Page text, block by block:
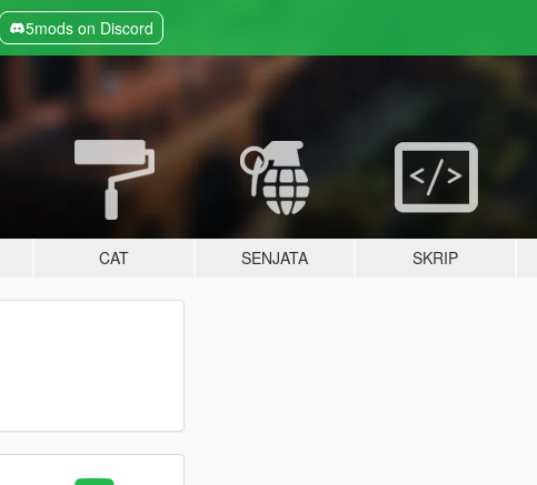
5mods on Discord
CAT SENJATA SKRIP